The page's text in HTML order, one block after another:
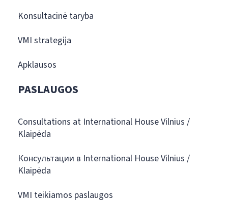
Konsultacinė taryba
VMI strategija
Apklausos
PASLAUGOS
Consultations at International House Vilnius /
Klaipėda
Консультации в International House Vilnius /
Klaipėda
VMI teikiamos paslaugos